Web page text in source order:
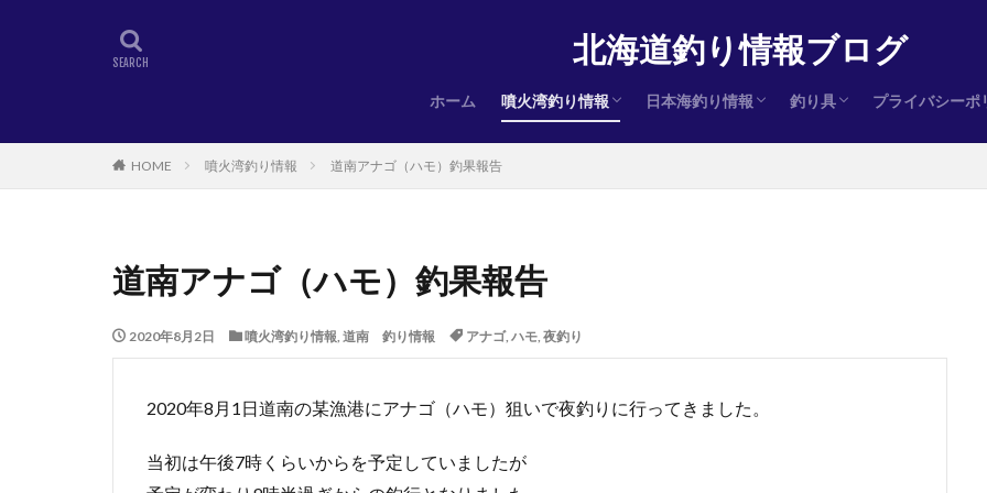
北海道釣り情報ブログ
ホーム 噴火湾釣り情報
ヒラメ
サクラマス
アキアジ（鮭）
日本海釣り情報
ヒラメ
サクラマス
アキアジ（鮭）
釣り具
ヒラメ
サクラマス
アキアジ（鮭）
インプレ
プライバシーポ
HOME 噴火湾釣り情報 道南アナゴ（ハモ）釣果報告
道南アナゴ（ハモ）釣果報告
2020年8月2日 噴火湾釣り情報, 道南 釣り情報 アナゴ, ハモ, 夜釣り
2020年8月1日道南の某漁港にアナゴ（ハモ）狙いで夜釣りに行ってきました。
当初は午後7時くらいからを予定していましたが